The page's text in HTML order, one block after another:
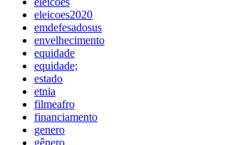
eleicoes2020
emdefesadosus
envelhecimento
equidade
equidade;
estado
etnia
filmeafro
financiamento
genero